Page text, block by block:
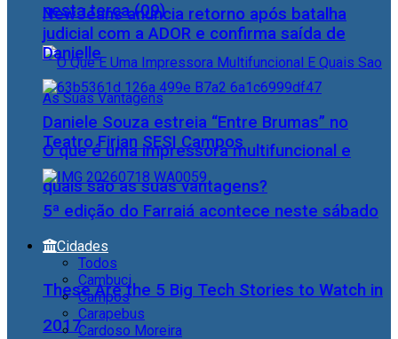
nesta terça (09)
O que é uma impressora multifuncional e
quais são as suas vantagens?
These Are the 5 Big Tech Stories to Watch in
2017
NewJeans anuncia retorno após batalha
judicial com a ADOR e confirma saída de
Danielle
Daniele Souza estreia “Entre Brumas” no
Teatro Firjan SESI Campos
5ª edição do Farraiá acontece neste sábado
Cidades
Todos
Cambuci
Campos
Carapebus
Cardoso Moreira